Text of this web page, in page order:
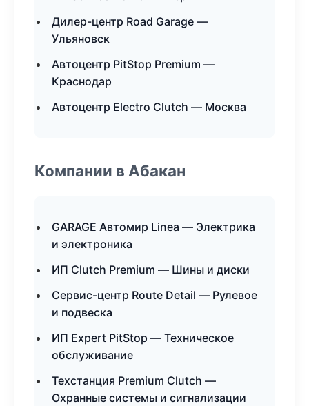
Дилер-центр Road Garage —
Ульяновск
Автоцентр PitStop Premium —
Краснодар
Автоцентр Electro Clutch — Москва
Компании в Абакан
GARAGE Автомир Linea — Электрика
и электроника
ИП Clutch Premium — Шины и диски
Сервис-центр Route Detail — Рулевое
и подвеска
ИП Expert PitStop — Техническое
обслуживание
Техстанция Premium Clutch —
Охранные системы и сигнализации